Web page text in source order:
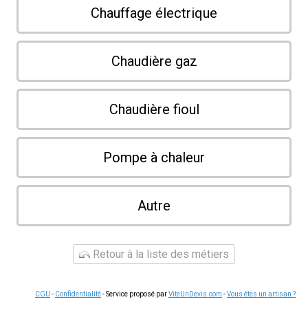
Chauffage électrique
Chaudière gaz
Chaudière fioul
Pompe à chaleur
Autre
Retour à la liste des métiers
CGU - Confidentialité- Service proposé parViteUnDevis.com -Vous êtes un artisan ?